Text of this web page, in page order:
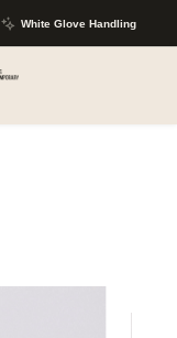
White Glove Handling